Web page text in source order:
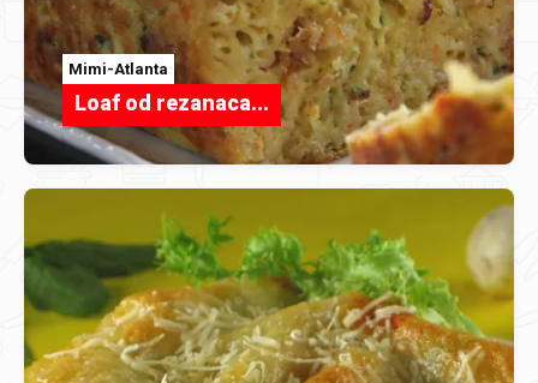
Mimi-Atlanta
Loaf od rezanaca...